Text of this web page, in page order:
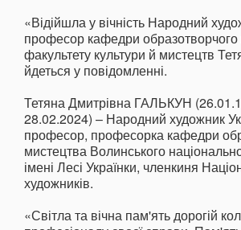
«Відійшла у вічність Народний
професор кафедри
факультету культури й мистецтв
йдеться у повідомленні.
Тетяна Дмитрівна ГАЛЬКУН
28.02.2024) – Народний художник
професор, професорка кафедри
мистецтва Волинського
імені Лесі Українки, членкиня
художників.
«Світла та вічна пам'ять дорогій